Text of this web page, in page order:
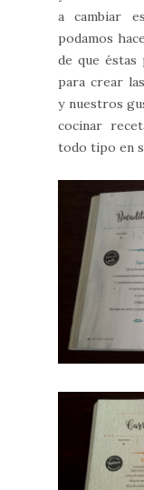
a cambiar
podamos
de que éstas
para crear
y nuestros
cocinar
todo tipo en